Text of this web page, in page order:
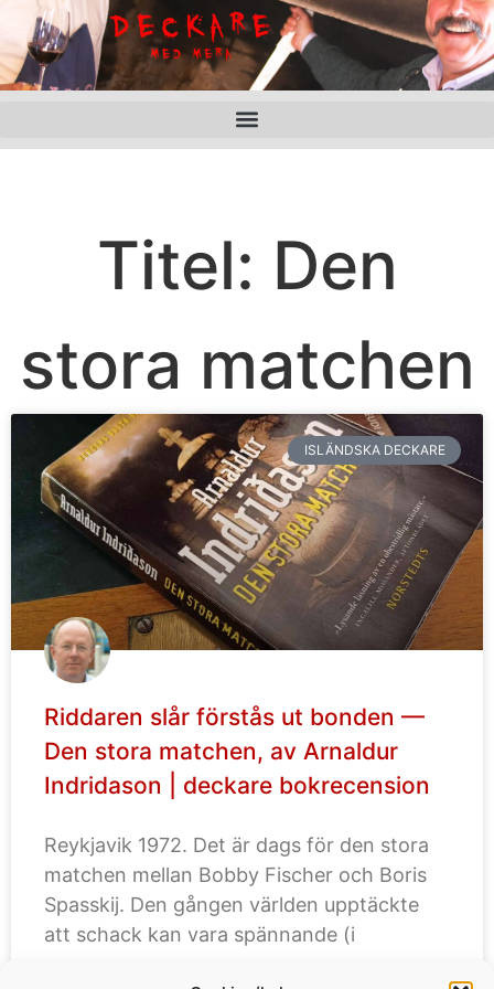
Titel: Den
stora matchen
ISLÄNDSKA DECKARE
Riddaren slår förstås ut bonden —
Den stora matchen, av Arnaldur
Indridason | deckare bokrecension
Reykjavik 1972. Det är dags för den stora
matchen mellan Bobby Fischer och Boris
Spasskij. Den gången världen upptäckte
att schack kan vara spännande (i